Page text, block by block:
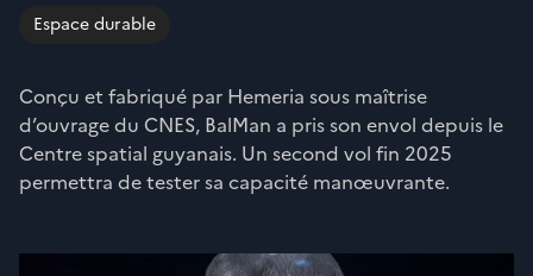
Espace durable
Conçu et fabriqué par Hemeria sous maîtrise
d’ouvrage du CNES, BalMan a pris son envol depuis le
Centre spatial guyanais. Un second vol fin 2025
permettra de tester sa capacité manœuvrante.